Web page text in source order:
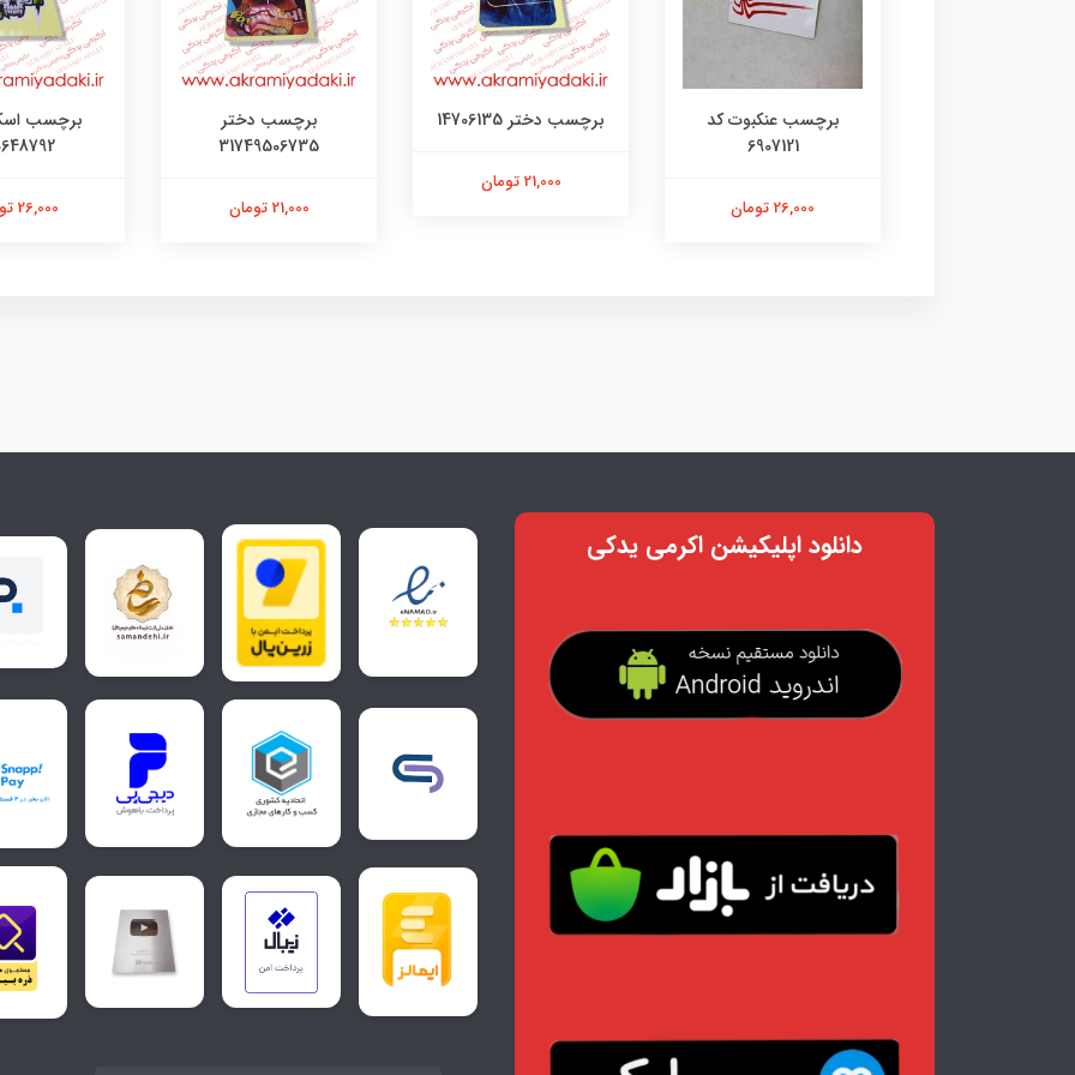
برچسب عنکبوت کد
6907121
26,000 تومان
برچسب دختر 14706135
21,000 تومان
برچسب دختر
31749506735
21,000 تومان
برچسب
26,000 تومان
دانلود اپلیکیشن اکرمی یدکی